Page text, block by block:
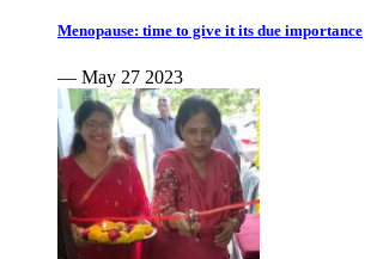
Menopause: time to give it its due importance
— May 27 2023